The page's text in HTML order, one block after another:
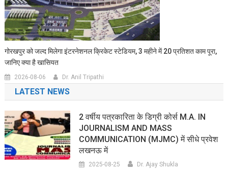
गोरखपुर को जल्द मिलेगा इंटरनेशनल क्रिकेट स्टेडियम, 3 महीने में 20 प्रतिशत काम पूरा,
जानिए क्या है खासियत
2026-08-06 Dr. Anil Tripathi
LATEST NEWS
2 वर्षीय पत्रकारिता के डिग्री कोर्स M.A. IN
JOURNALISM AND MASS
COMMUNICATION (MJMC) में सीधे प्रवेश
लखनऊ में
2025-08-25 Dr. Ajay Shukla